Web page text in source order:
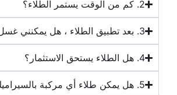
‏4. هل الطلاء يستحق الاستثمار؟‏